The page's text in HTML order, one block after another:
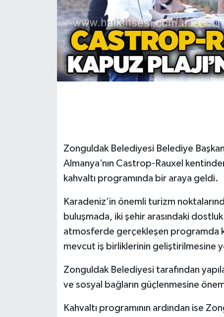
Zonguldak Belediyesi Belediye
Almanya’nın Castrop-Rauxel
kahvaltı programında bir araya geldi.
Karadeniz’in önemli turizm
buluşmada, iki şehir arasındaki
atmosferde gerçekleşen programda
mevcut iş birliklerinin geliştirilmesine
Zonguldak Belediyesi tarafından
ve sosyal bağların güçlenmesine
Kahvaltı programının ardından ise
Ekonomi
Gökçebey
GÜNDEM
Kültür - Sanat
MAGAZİN
Resmi İlan